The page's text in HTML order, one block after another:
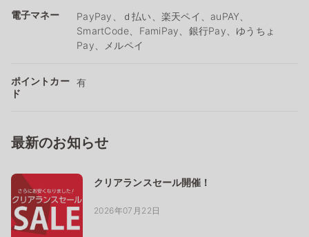
電子マネー
PayPay、ｄ払い、楽天ペイ、auPAY、
SmartCode、FamiPay、銀行Pay、ゆうちょ
Pay、メルペイ
ポイントカー
ド
有
最新のお知らせ
クリアランスセール開催！
2026年07月22日